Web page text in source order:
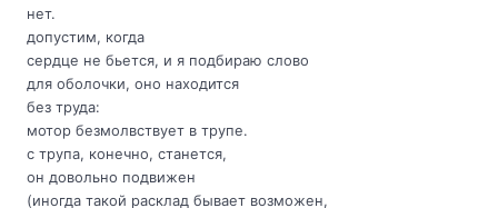
нет.
допустим, когда
сердце не бьется, и я подбираю слово
для оболочки, оно находится
без труда:
мотор безмолвствует в трупе.
с трупа, конечно, станется,
он довольно подвижен
(иногда такой расклад бывает возможен,